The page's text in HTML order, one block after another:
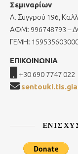
Σεμιναρίων
Λ. Συγγρού 196,
ΑΦΜ: 996748793 –
ΓΕΜΗ:
ΕΠΙΚΟΙΝΩΝΙΑ
+30 690 7747 022